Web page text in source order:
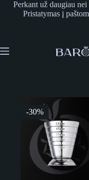
SkipPerkant už daugiau
Pristatymas į
-30%